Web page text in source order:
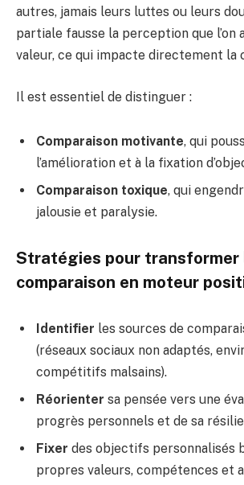
autres, jamais leurs luttes ou leurs
partiale fausse la perception que l’on
valeur, ce qui impacte directement la
Il est essentiel de distinguer :
Comparaison motivante, qui
l’amélioration et à la fixation
Comparaison toxique, qui
jalousie et paralysie.
Stratégies pour transformer
comparaison en moteur
Identifier les sources de
(réseaux sociaux non adaptés,
compétitifs malsains).
Réorienter sa pensée vers une
progrès personnels et de sa
Fixer des objectifs personnalisés
propres valeurs, compétences et